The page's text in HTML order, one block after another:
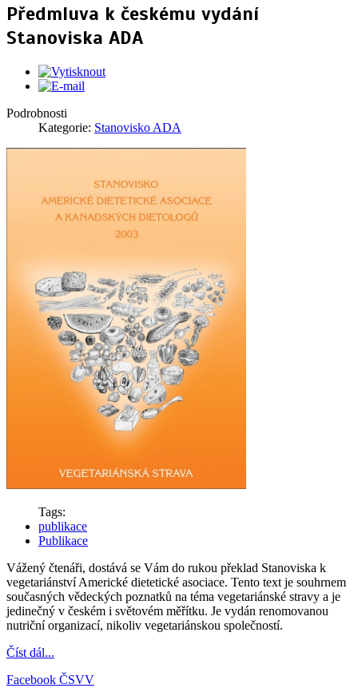
Předmluva k českému vydání
Stanoviska ADA
Podrobnosti
Kategorie: Stanovisko ADA
Tags:
publikace
Publikace
Vážený čtenáři, dostává se Vám do rukou překlad Stanoviska k
vegetariánství Americké dietetické asociace. Tento text je souhrnem
současných vědeckých poznatků na téma vegetariánské stravy a je
jedinečný v českém i světovém měřítku. Je vydán renomovanou
nutriční organizací, nikoliv vegetariánskou společností.
Číst dál...
Facebook ČSVV